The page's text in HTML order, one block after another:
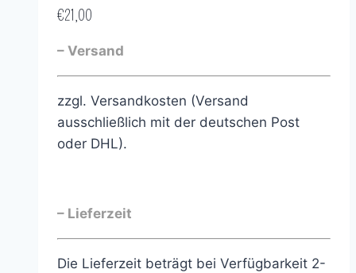
€21,00
– Versand
zzgl. Versandkosten (Versand
ausschließlich mit der deutschen Post
oder DHL).
– Lieferzeit
Die Lieferzeit beträgt bei Verfügbarkeit 2-